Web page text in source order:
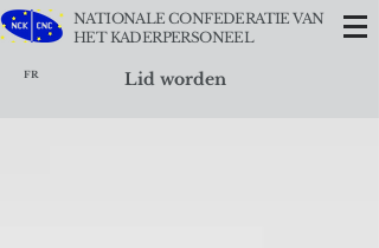
FR
NATIONALE CONFEDERATIE VAN
HET KADERPERSONEEL
Lid worden